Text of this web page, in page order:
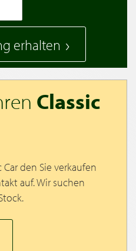
erhalten
Classic
Car den Sie verkaufen
auf. Wir suchen